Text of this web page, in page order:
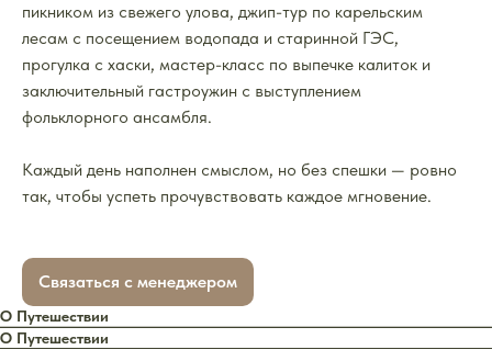
пикником из свежего улова, джип-тур по карельским
лесам с посещением водопада и старинной ГЭС,
прогулка с хаски, мастер-класс по выпечке калиток и
заключительный гастроужин с выступлением
фольклорного ансамбля.
Каждый день наполнен смыслом, но без спешки — ровно
так, чтобы успеть прочувствовать каждое мгновение.
Связаться с менеджером
О Путешествии
О Путешествии